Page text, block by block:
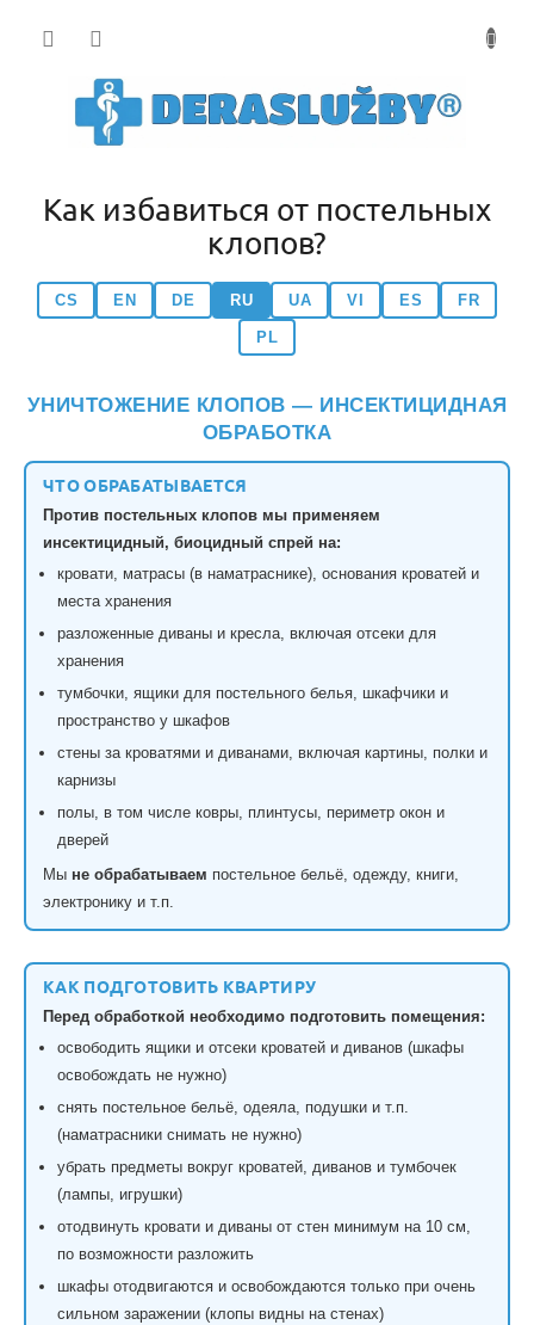
Как избавиться от постельных
клопов?
CS EN DE RU UA VI ES FR
PL
УНИЧТОЖЕНИЕ КЛОПОВ — ИНСЕКТИЦИДНАЯ
ОБРАБОТКА
ЧТО ОБРАБАТЫВАЕТСЯ
Против постельных клопов мы применяем
инсектицидный, биоцидный спрей на:
кровати, матрасы (в наматраснике), основания кроватей и
места хранения
разложенные диваны и кресла, включая отсеки для
хранения
тумбочки, ящики для постельного белья, шкафчики и
пространство у шкафов
стены за кроватями и диванами, включая картины, полки и
карнизы
полы, в том числе ковры, плинтусы, периметр окон и
дверей
Мы не обрабатываем постельное бельё, одежду, книги,
электронику и т.п.
КАК ПОДГОТОВИТЬ КВАРТИРУ
Перед обработкой необходимо подготовить помещения:
освободить ящики и отсеки кроватей и диванов (шкафы
освобождать не нужно)
снять постельное бельё, одеяла, подушки и т.п.
(наматрасники снимать не нужно)
убрать предметы вокруг кроватей, диванов и тумбочек
(лампы, игрушки)
отодвинуть кровати и диваны от стен минимум на 10 см,
по возможности разложить
шкафы отодвигаются и освобождаются только при очень
сильном заражении (клопы видны на стенах)